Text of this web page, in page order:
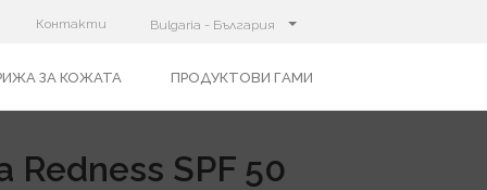
Контакти Bulgaria - България
ЗА КОЖАТА ПРОДУКТОВИ ГАМИ
Redness SPF 50